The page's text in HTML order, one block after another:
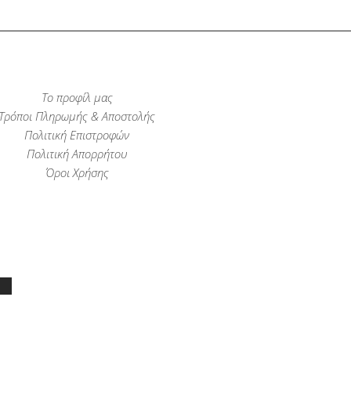
Το προφίλ μας
Τρόποι Πληρωμής & Αποστολής
Πολιτική Επιστροφών
Πολιτική Απορρήτου
Όροι Χρήσης